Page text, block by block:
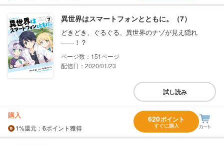
異世界はスマートフォンとともに。（7）
どきどき、ぐるぐる、異世界のナゾが見え隠れ
――！？
151
配信日：2020/01/23
試し読み
購入
1%還元 ：6ポイント獲得
620ポイント
すぐに購入